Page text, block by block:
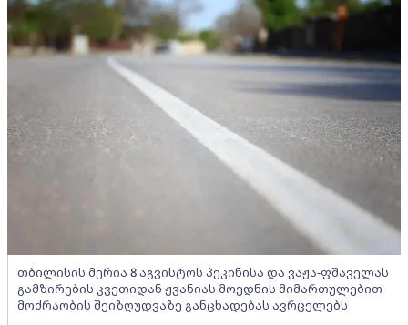
თბილისის მერია 8 აგვისტოს პეკინისა და ვაჟა-ფშაველას
გამზირების კვეთიდან ჟვანიას მოედნის მიმართულებით
მოძრაობის შეიზღუდვაზე განცხადებას ავრცელებს